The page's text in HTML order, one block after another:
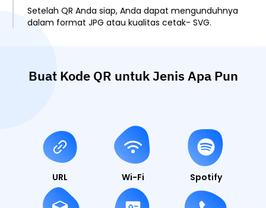
Setelah QR Anda siap, Anda dapat mengunduhnya
dalam format JPG atau kualitas cetak- SVG.
Buat Kode QR untuk Jenis Apa Pun
URL Wi-Fi Spotify